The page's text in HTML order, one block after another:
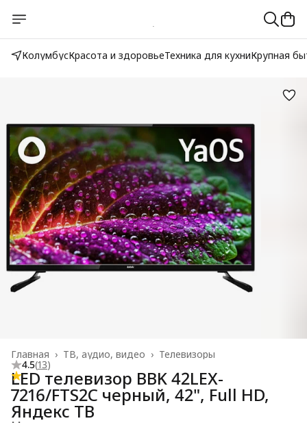
КолумбусКрасота и здоровьеТехника для кухниКрупная
Телевизоры
ТВ, аудио, видео ›
Главная ›
4.5(13)
LED телевизор BBK 42LEX-
7216/FTS2C черный, 42", Full HD,
Яндекс ТВ